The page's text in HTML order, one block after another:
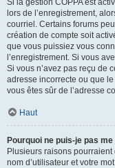
Si la gestion COPPA est
lors de l’enregistrement,
courriel. Certains forums
création de compte soit
que vous puissiez vous
l’enregistrement. Si vous
Si vous n’avez pas reçu de
adresse incorrecte ou que
vous êtes sûr de l’adresse
Haut
Pourquoi ne puis-je pas
Plusieurs raisons
nom d’utilisateur et votre